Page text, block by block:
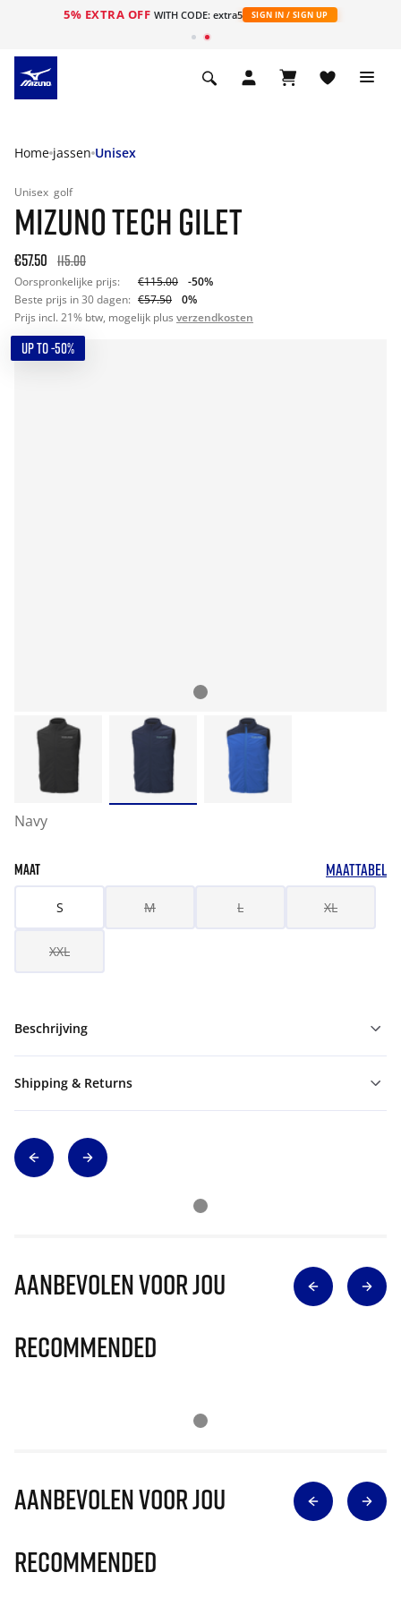
5% EXTRA OFF WITH CODE: extra5 SIGN IN / SIGN UP
Home jassen Unisex
Unisex golf
MIZUNO TECH GILET
€57.50 115.00
Oorspronkelijke prijs: €115.00
-50%
Beste prijs in 30 dagen: €57.50
0%
Prijs incl. 21% btw, mogelijk plus verzendkosten
UP TO -50%
Navy
MAAT MAATTABEL
S M L XL
XXL
Beschrijving
Shipping & Returns
Aanbevolen voor jou
Recommended
Aanbevolen voor jou
Recommended